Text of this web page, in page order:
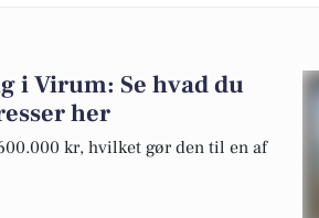
i Virum: Se hvad du
her
kr, hvilket gør den til en af